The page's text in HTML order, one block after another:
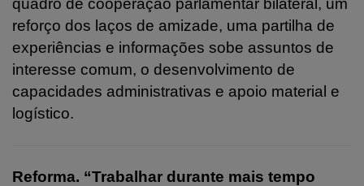
quadro de cooperação parlamentar bilateral, um
reforço dos laços de amizade, uma partilha de
experiências e informações sobe assuntos de
interesse comum, o desenvolvimento de
capacidades administrativas e apoio material e
logístico.
Reforma. “Trabalhar durante mais tempo